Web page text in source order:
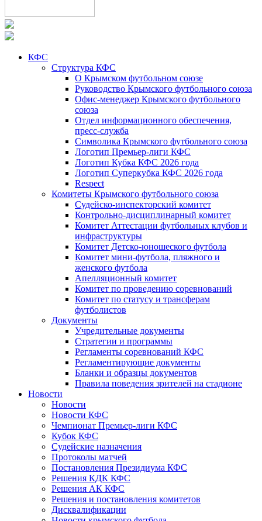
КФС
Структура КФС
О Крымском футбольном союзе
Руководство Крымского футбольного союза
Офис-менеджер Крымского футбольного
союза
Отдел информационного обеспечения,
пресс-служба
Символика Крымского футбольного союза
Логотип Премьер-лиги КФС
Логотип Кубка КФС 2026 года
Логотип Суперкубка КФС 2026 года
Respect
Комитеты Крымского футбольного союза
Судейско-инспекторский комитет
Контрольно-дисциплинарный комитет
Комитет Аттестации футбольных клубов и
инфраструктуры
Комитет Детско-юношеского футбола
Комитет мини-футбола, пляжного и
женского футбола
Апелляционный комитет
Комитет по проведению соревнований
Комитет по статусу и трансферам
футболистов
Документы
Учредительные документы
Стратегии и программы
Регламенты соревнований КФС
Регламентирующие документы
Бланки и образцы документов
Правила поведения зрителей на стадионе
Новости
Новости
Новости КФС
Чемпионат Премьер-лиги КФС
Кубок КФС
Судейские назначения
Протоколы матчей
Постановления Президиума КФС
Решения КДК КФС
Решения АК КФС
Решения и постановления комитетов
Дисквалификации